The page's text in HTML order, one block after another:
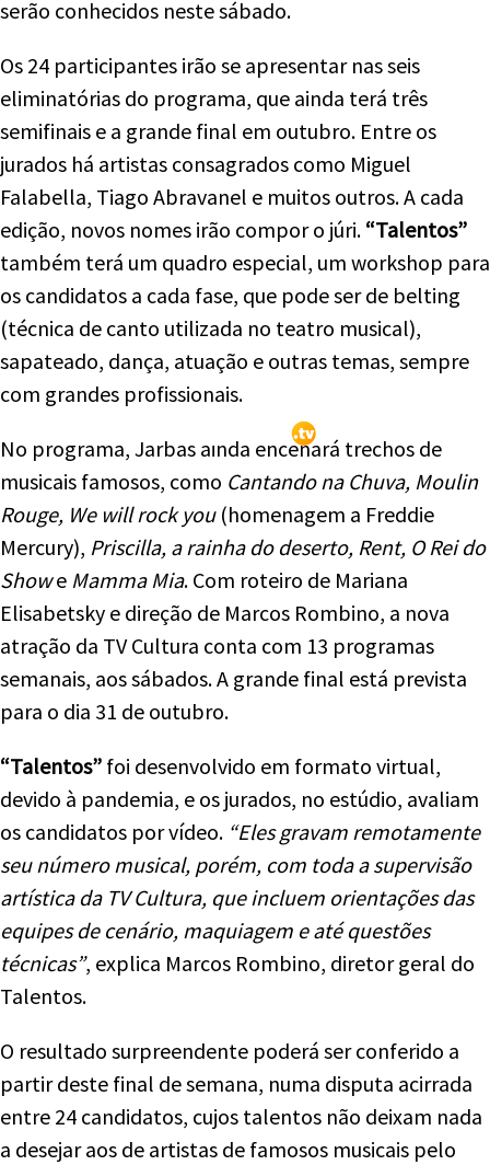
serão conhecidos neste sábado.
Os 24 participantes irão se apresentar nas seis
eliminatórias do programa, que ainda terá três
semifinais e a grande final em outubro. Entre os
jurados há artistas consagrados como Miguel
Falabella, Tiago Abravanel e muitos outros. A cada
edição, novos nomes irão compor o júri. “Talentos”
também terá um quadro especial, um workshop para
os candidatos a cada fase, que pode ser de belting
(técnica de canto utilizada no teatro musical),
sapateado, dança, atuação e outras temas, sempre
com grandes profissionais.
No programa, Jarbas ainda encenará trechos de
musicais famosos, como Cantando na Chuva, Moulin
Rouge, We will rock you(homenagem a Freddie
Mercury), Priscilla, a rainha do deserto, Rent, O Rei do
Showe Mamma Mia. Com roteiro de Mariana
Elisabetsky e direção de Marcos Rombino, a nova
atração da TV Cultura conta com 13 programas
semanais, aos sábados. A grande final está prevista
para o dia 31 de outubro.
“Talentos” foi desenvolvido em formato virtual,
devido à pandemia, e os jurados, no estúdio, avaliam
os candidatos por vídeo. “Eles gravam remotamente
seu número musical, porém, com toda a supervisão
artística da TV Cultura, que incluem orientações das
equipes de cenário, maquiagem e até questões
técnicas”, explica Marcos Rombino, diretor geral do
Talentos.
O resultado surpreendente poderá ser conferido a
partir deste final de semana, numa disputa acirrada
entre 24 candidatos, cujos talentos não deixam nada
a desejar aos de artistas de famosos musicais pelo